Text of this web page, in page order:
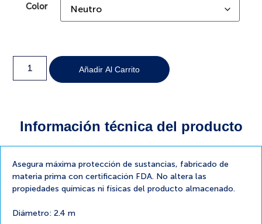
Color
Añadir Al Carrito
Información técnica del producto
Asegura máxima protección de sustancias, fabricado de
materia prima con certificación FDA. No altera las
propiedades químicas ni físicas del producto almacenado.
Diámetro: 2.4 m